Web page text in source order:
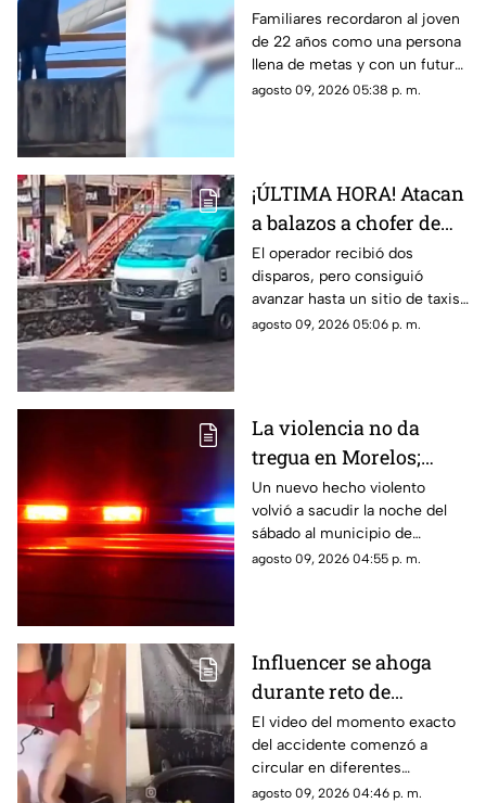
vehicular; pidió a su
mamá que cuidara de
su gatito
Familiares recordaron al joven
de 22 años como una persona
llena de metas y con un futuro
prometedor.
agosto 09, 2026 05:38 p. m.
¡ÚLTIMA HORA! Atacan
a balazos a chofer de
Ruta 13 en Oaxtepec
El operador recibió dos
disparos, pero consiguió
avanzar hasta un sitio de taxis
donde solicitó ayuda.
agosto 09, 2026 05:06 p. m.
La violencia no da
tregua en Morelos;
ejecutan a un hombre
en Jiutepec
Un nuevo hecho violento
volvió a sacudir la noche del
sábado al municipio de
Jiutepec.
agosto 09, 2026 04:55 p. m.
Influencer se ahoga
durante reto de
transmisión en vivo;
esto se sabe del caso
(+VIDEO)
El video del momento exacto
del accidente comenzó a
circular en diferentes
plataformas digitales.
agosto 09, 2026 04:46 p. m.